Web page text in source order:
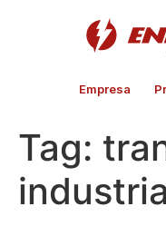
Empresa
Tag: